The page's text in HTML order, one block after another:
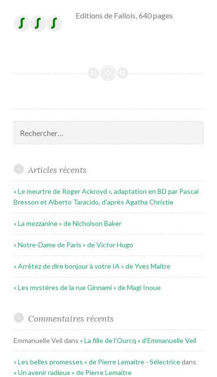
Editions de Fallois, 640 pages
Articles récents
« Le meurtre de Roger Ackroyd », adaptation en BD par Pascal
Bresson et Alberto Taracido, d’après Agatha Christie
« La mezzanine » de Nicholson Baker
« Notre-Dame de Paris » de Victor Hugo
« Arrêtez de dire bonjour à votre IA » de Yves Maitre
« Les mystères de la rue Ginnami » de Magi Inoue
Commentaires récents
Emmanuelle Veil dans « La fille de l’Ourcq » d’Emmanuelle Veil
« Les belles promesses » de Pierre Lemaitre - Sélectricedans
« Un avenir radieux » de Pierre Lemaitre